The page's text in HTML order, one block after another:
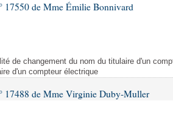
orales
débats
17550 de Mme Émilie Bonnivard
de changement du nom du titulaire d'un
d'un compteur électrique
17488 de Mme Virginie Duby-Muller